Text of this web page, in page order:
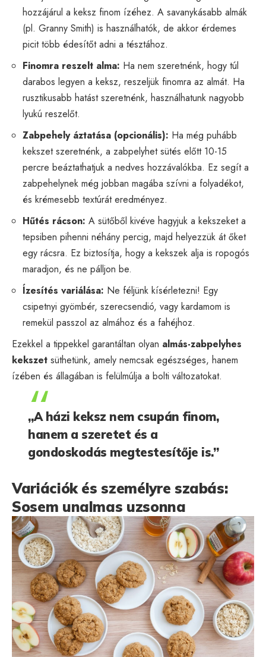
hozzájárul a keksz finom ízéhez. A savanykásabb almák
(pl. Granny Smith) is használhatók, de akkor érdemes
picit több édesítőt adni a tésztához.
Finomra reszelt alma: Ha nem szeretnénk, hogy túl
darabos legyen a keksz, reszeljük finomra az almát. Ha
rusztikusabb hatást szeretnénk, használhatunk nagyobb
lyukú reszelőt.
Zabpehely áztatása (opcionális): Ha még puhább
kekszet szeretnénk, a zabpelyhet sütés előtt 10-15
percre beáztathatjuk a nedves hozzávalókba. Ez segít a
zabpehelynek még jobban magába szívni a folyadékot,
és krémesebb textúrát eredményez.
Hűtés rácson: A sütőből kivéve hagyjuk a kekszeket a
tepsiben pihenni néhány percig, majd helyezzük át őket
egy rácsra. Ez biztosítja, hogy a kekszek alja is ropogós
maradjon, és ne pálljon be.
Ízesítés variálása: Ne féljünk kísérletezni! Egy
csipetnyi gyömbér, szerecsendió, vagy kardamom is
remekül passzol az almához és a fahéjhoz.
Ezekkel a tippekkel garantáltan olyan almás-zabpelyhes
kekszet süthetünk, amely nemcsak egészséges, hanem
ízében és állagában is felülmúlja a bolti változatokat.
„A házi keksz nem csupán finom,
hanem a szeretet és a
gondoskodás megtestesítője is.”
Variációk és személyre szabás:
Sosem unalmas uzsonna